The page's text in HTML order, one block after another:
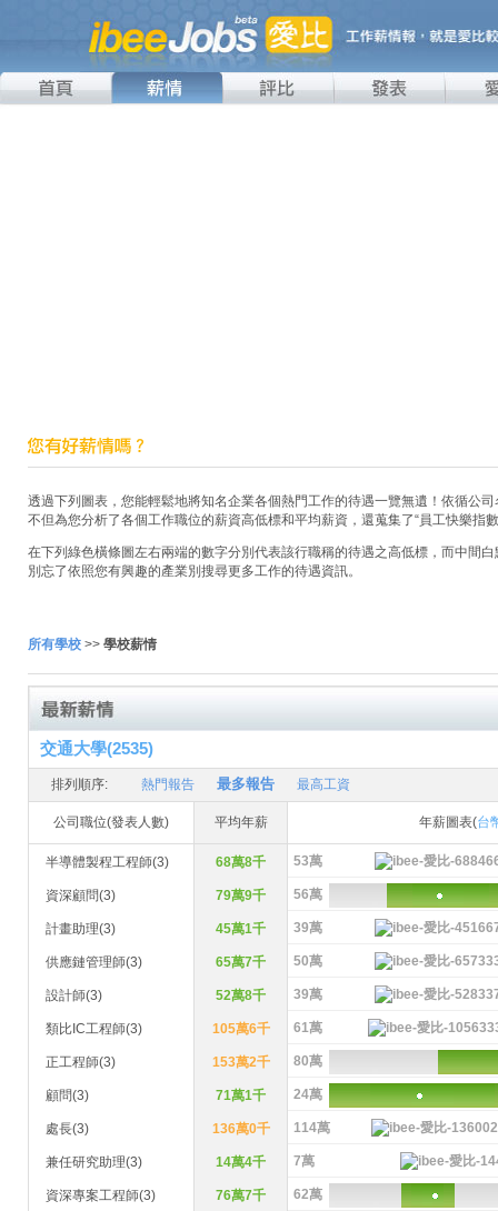
透過下列圖表，您能輕鬆地將知名企業各個熱門工作的待遇一覽無遺！依循公
不但為您分析了各個工作職位的薪資高低標和平均薪資，還蒐集了“員工快樂指
在下列綠色橫條圖左右兩端的數字分別代表該行職稱的待遇之高低標，而中間
別忘了依照您有興趣的產業別搜尋更多工作的待遇資訊。
所有學校 >> 學校薪情
交通大學(2535)
排列順序: 熱門報告 最多報告 最高工資
公司職位(發表人數) 平均年薪 年薪圖表(台
半導體製程工程師(3) 68萬8千 53萬
資深顧問(3) 79萬9千 56萬
計畫助理(3) 45萬1千 39萬
供應鏈管理師(3) 65萬7千 50萬
設計師(3) 52萬8千 39萬
類比IC工程師(3) 105萬6千 61萬
正工程師(3) 153萬2千 80萬
顧問(3) 71萬1千 24萬
處長(3) 136萬0千 114萬
兼任研究助理(3) 14萬4千 7萬
資深專案工程師(3) 76萬7千 62萬